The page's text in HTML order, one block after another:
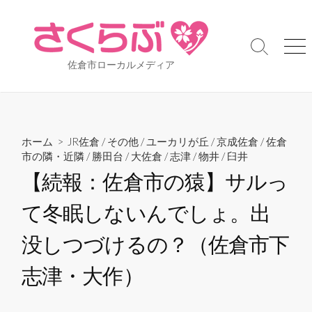
へ
佐倉市ローカルメディア
検
メ
ホーム > JR佐倉 /その他 /ユーカリが丘 /京成佐倉 /佐倉
市の隣・近隣 /勝田台 /大佐倉 /志津 /物井 /臼井
【続報：佐倉市の猿】サルっ
て冬眠しないんでしょ。出
没しつづけるの？（佐倉市下
志津・大作）